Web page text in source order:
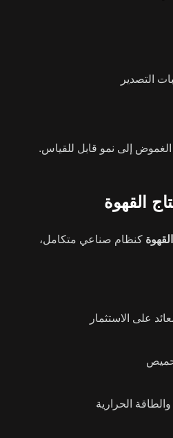
التصدير
الغموض إلى نمو قابل للقياس.
القهوة
القهوة كنظام صناعي متكامل،
على الاستثمار
الحرارية